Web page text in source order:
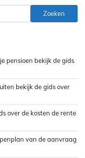
Zoeken
pensioen bekijk de gids
bekijk de gids over
over de kosten de rente
van de aanvraag